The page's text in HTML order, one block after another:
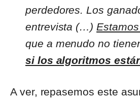
perdedores. Los
entrevista (…)
que a menudo no
si los algoritmos
A ver, repasemos este